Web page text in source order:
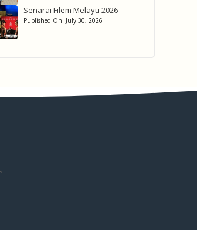
Senarai Filem Melayu 2026
Published On: July 30, 2026